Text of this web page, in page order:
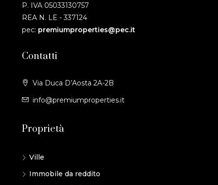
P. IVA 05033130757
REA N. LE - 337124
pec: premiumproperties@pec.it
Contatti
Via Duca D’Aosta 2A-2B
info@premiumproperties.it
Proprietà
Ville
Immobile da reddito